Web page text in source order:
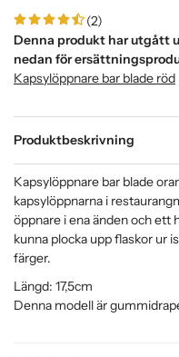
(2)
Denna produkt har utgått
nedan för
Kapsylöppnare bar blade röd
Produktbeskrivning
Kapsylöppnare bar blade
kapsylöppnarna i
öppnare i ena änden och ett
kunna plocka upp flaskor ur
färger.
Längd: 17,5cm
Denna modell är